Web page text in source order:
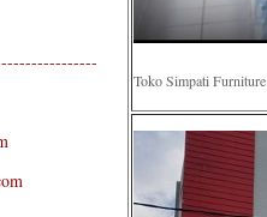
Toko Simpati Furniture